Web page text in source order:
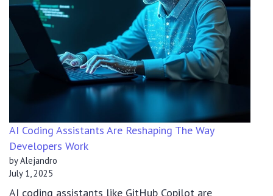
AI Coding Assistants Are Reshaping The Way
Developers Work
by Alejandro
July 1, 2025
AI coding assistants like GitHub Copilot are